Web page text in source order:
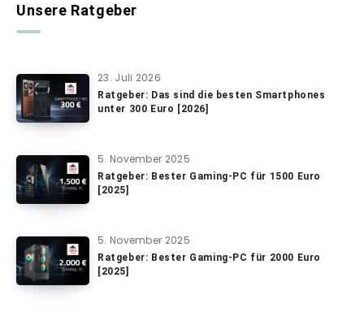
Unsere Ratgeber
23. Juli 2026
Ratgeber: Das sind die besten Smartphones
unter 300 Euro [2026]
5. November 2025
Ratgeber: Bester Gaming-PC für 1500 Euro
[2025]
5. November 2025
Ratgeber: Bester Gaming-PC für 2000 Euro
[2025]